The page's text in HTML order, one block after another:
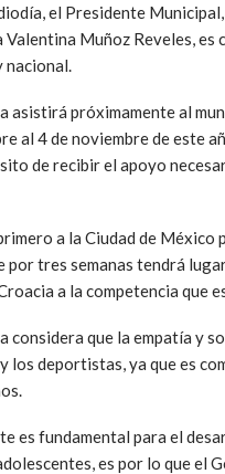
el Presidente
Muñoz Reveles, es
nacional.
asistirá próximamente al
al 4 de noviembre de este
de recibir el apoyo
a la Ciudad de México
por tres semanas tendrá
a la competencia que
considera que la empatía y
los deportistas, ya que es
es fundamental para el
es por lo que el